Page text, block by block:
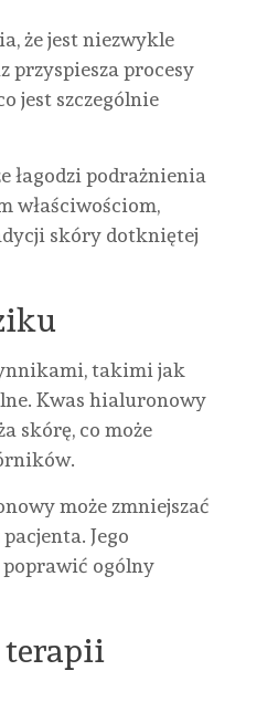
że jest niezwykle
przyspiesza procesy
jest szczególnie
łagodzi podrażnienia
właściwościom,
skóry dotkniętej
takimi jak
Kwas hialuronowy
skórę, co może
może zmniejszać
Jego
poprawić ogólny
terapii